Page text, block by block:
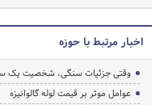
اخبار مرتبط با حوزه
وقتی جزئیات سنگی، شخصیت یک
عوامل موثر بر قیمت لوله گالوانیزه